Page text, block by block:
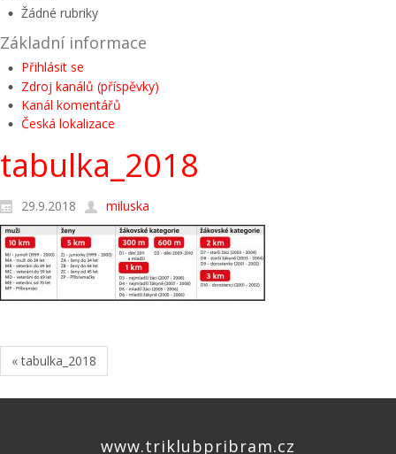
Žádné rubriky
Základní informace
Přihlásit se
Zdroj kanálů (příspěvky)
Kanál komentářů
Česká lokalizace
tabulka_2018
29.9.2018 miluska
« tabulka_2018
www.triklubpribram.cz